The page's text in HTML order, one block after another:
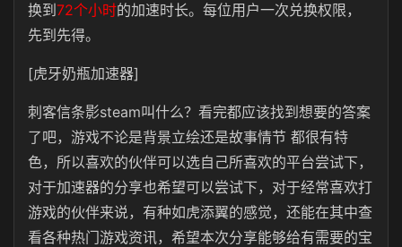
换到 72个小时的加速时长。每位用户一次兑换权限，
先到先得。
[虎牙奶瓶加速器]
刺客信条影steam叫什么？看完都应该找到想要的答案
了吧，游戏不论是背景立绘还是故事情节 都很有特
色，所以喜欢的伙伴可以选自己所喜欢的平台尝试下，
对于加速器的分享也希望可以尝试下，对于经常喜欢打
游戏的伙伴来说，有种如虎添翼的感觉，还能在其中查
看各种热门游戏资讯，希望本次分享能够给有需要的宝